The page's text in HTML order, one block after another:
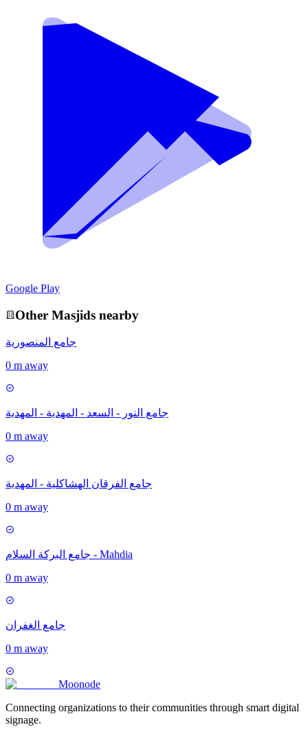
Google Play
Other Masjids nearby
جامع المنصورية
0 m away
جامع النور - السعد - المهدية - المهدية
0 m away
جامع الفرقان الهشاكلية - المهدية
0 m away
جامع البركة السلام - Mahdia
0 m away
جامع الغفران
0 m away
Moonode
Connecting organizations to their communities through smart digital
signage.